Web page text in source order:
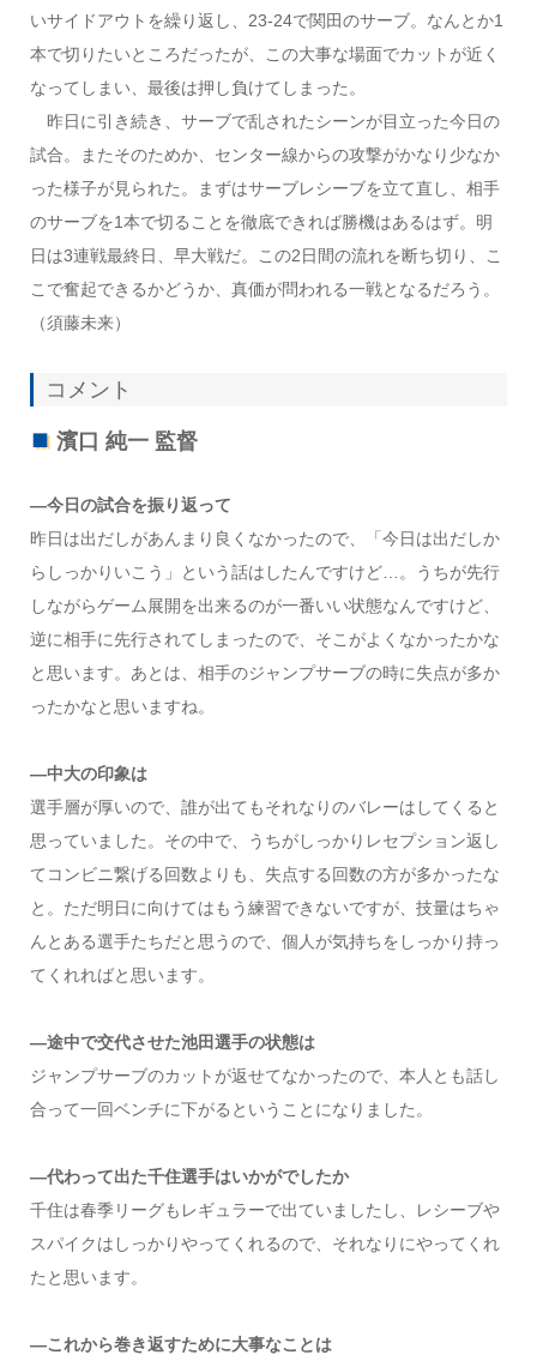
いサイドアウトを繰り返し、23-24で関田のサーブ。なんとか1
本で切りたいところだったが、この大事な場面でカットが近く
なってしまい、最後は押し負けてしまった。
昨日に引き続き、サーブで乱されたシーンが目立った今日の
試合。またそのためか、センター線からの攻撃がかなり少なか
った様子が見られた。まずはサーブレシーブを立て直し、相手
のサーブを1本で切ることを徹底できれば勝機はあるはず。明
日は3連戦最終日、早大戦だ。この2日間の流れを断ち切り、こ
こで奮起できるかどうか、真価が問われる一戦となるだろう。
（須藤未来）
コメント
濱口 純一 監督
―今日の試合を振り返って
昨日は出だしがあんまり良くなかったので、「今日は出だしか
らしっかりいこう」という話はしたんですけど…。うちが先行
しながらゲーム展開を出来るのが一番いい状態なんですけど、
逆に相手に先行されてしまったので、そこがよくなかったかな
と思います。あとは、相手のジャンプサーブの時に失点が多か
ったかなと思いますね。
―中大の印象は
選手層が厚いので、誰が出てもそれなりのバレーはしてくると
思っていました。その中で、うちがしっかりレセプション返し
てコンビニ繋げる回数よりも、失点する回数の方が多かったな
と。ただ明日に向けてはもう練習できないですが、技量はちゃ
んとある選手たちだと思うので、個人が気持ちをしっかり持っ
てくれればと思います。
―途中で交代させた池田選手の状態は
ジャンプサーブのカットが返せてなかったので、本人とも話し
合って一回ベンチに下がるということになりました。
―代わって出た千住選手はいかがでしたか
千住は春季リーグもレギュラーで出ていましたし、レシーブや
スパイクはしっかりやってくれるので、それなりにやってくれ
たと思います。
―これから巻き返すために大事なことは